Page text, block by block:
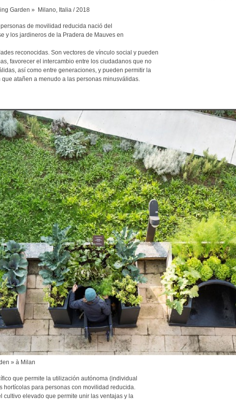
Garden » Milano, Italia / 2018
de movilidad reducida nació del
y los jardineros de la Pradera de Mauves en
reconocidas. Son vectores de vínculo social y pueden
favorecer el intercambio entre los ciudadanos que no
así como entre generaciones, y pueden permitir la
atañen a menudo a las personas minusválidas.
» à Milan
que permite la utilización autónoma (individual
hortícolas para personas con movilidad reducida.
cultivo elevado que permite unir las ventajas y la